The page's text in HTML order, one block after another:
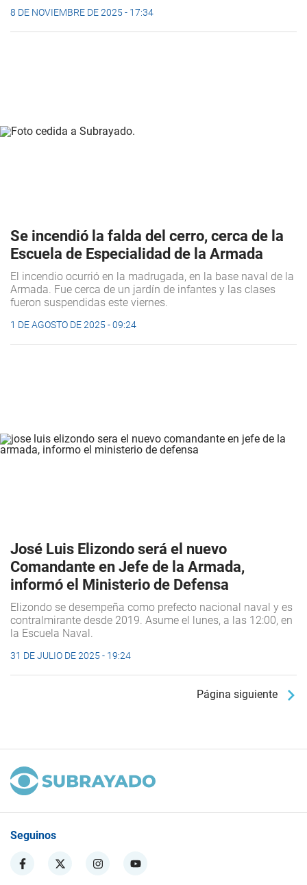
8 DE NOVIEMBRE DE 2025 - 17:34
Se incendió la falda del cerro, cerca de la
Escuela de Especialidad de la Armada
El incendio ocurrió en la madrugada, en la base naval de la
Armada. Fue cerca de un jardín de infantes y las clases
fueron suspendidas este viernes.
1 DE AGOSTO DE 2025 - 09:24
José Luis Elizondo será el nuevo
Comandante en Jefe de la Armada,
informó el Ministerio de Defensa
Elizondo se desempeña como prefecto nacional naval y es
contralmirante desde 2019. Asume el lunes, a las 12:00, en
la Escuela Naval.
31 DE JULIO DE 2025 - 19:24
Página siguiente
Seguinos